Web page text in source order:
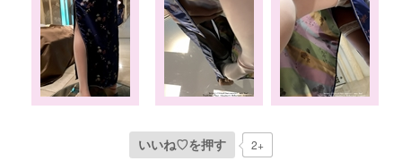
いいね♡を押す 2+